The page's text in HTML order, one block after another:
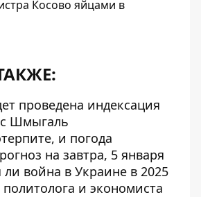
Косово яйцами в
проведена индексация
Шмыгаль
и погода
на завтра, 5 января
ли война в Украине в 2025
политолога и экономиста